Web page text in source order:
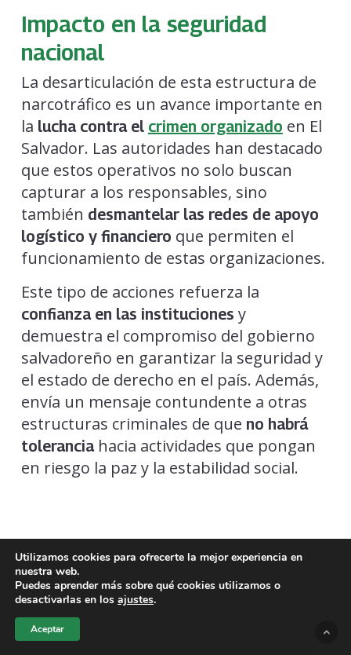
Impacto en la seguridad
nacional
La desarticulación de esta estructura de
narcotráfico es un avance importante en
la lucha contra el crimen organizado en El
Salvador. Las autoridades han destacado
que estos operativos no solo buscan
capturar a los responsables, sino
también desmantelar las redes de apoyo
logístico y financiero que permiten el
funcionamiento de estas organizaciones.
Este tipo de acciones refuerza la
confianza en las instituciones y
demuestra el compromiso del gobierno
salvadoreño en garantizar la seguridad y
el estado de derecho en el país. Además,
envía un mensaje contundente a otras
estructuras criminales de que no habrá
toleranciahacia actividades que pongan
en riesgo la paz y la estabilidad social.
TAGS
ESTRUCTURA CRIMINAL
NARCOTRÁFICO EL SALVADOR
Utilizamos cookies para ofrecerte la mejor experiencia en
nuestra web.
Puedes aprender más sobre qué cookies utilizamos o
desactivarlas en los ajustes.
Aceptar